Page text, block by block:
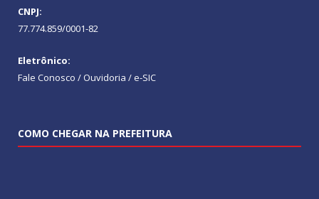
CNPJ:
77.774.859/0001-82
Eletrônico:
Fale Conosco / Ouvidoria / e-SIC
COMO CHEGAR NA PREFEITURA